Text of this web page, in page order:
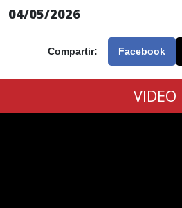
04/05/2026
Compartir: Facebook
VIDEO